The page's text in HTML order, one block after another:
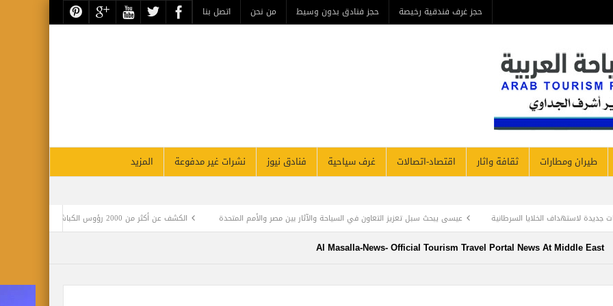
حجز غرف فندقية رخيصة حجز فنادق بدون وسيط من نحن اتصل بنا
طيران ومطارات ثقافة واثار اقتصاد-اتصالات غرف سياحية فنادق نيوز نشرات غير مدفوعة
المزيد
الخلايا السرطانية عيسى يبحث سبل تعزيز التعاون في السياحة والآثار بين مصر والأمم المتحدة
الكشف عن أكثر من 2000 رؤوس الكباش المحنطة تعود للعصر البطلمي في منطقة أبيدوس
Al Masalla-News- Official Tourism Travel Portal News At Middle East